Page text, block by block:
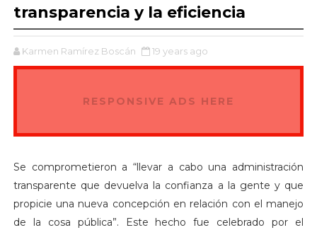
transparencia y la eficiencia
Karmen Ramírez Boscán 19 years ago
RESPONSIVE ADS HERE
Se comprometieron a “llevar a cabo una administración
transparente que devuelva la confianza a la gente y que
propicie una nueva concepción en relación con el manejo
de la cosa pública”. Este hecho fue celebrado por el